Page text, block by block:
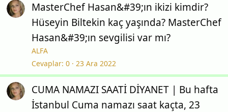
MasterChef Hasan&#39;ın ikizi kimdir?
Hüseyin Biltekin kaç yaşında? MasterChef
Hasan&#39;ın sevgilisi var mı?
ALFA
Cevaplar 0 23 Ara 2022
CUMA NAMAZI SAATİ DİYANET | Bu hafta
İstanbul Cuma namazı saat kaçta, 23